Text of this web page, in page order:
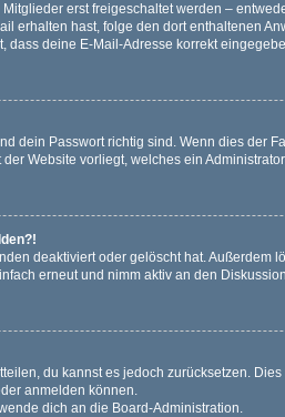
erst freigeschaltet werden –
erhalten hast, folge den dort enthaltenen
deine E-Mail-Adresse korrekt
dein Passwort richtig sind. Wenn dies der
Website vorliegt, welches ein
deaktiviert oder gelöscht hat.
erneut und nimm aktiv an den
du kannst es jedoch zurücksetzen.
anmelden können.
dich an die Board-Administration.